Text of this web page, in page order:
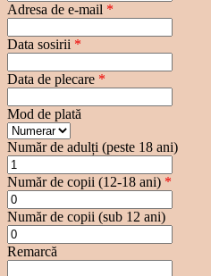
Adresa de e-mail *
Data sosirii *
Data de plecare *
Mod de plată
Număr de adulți (peste 18 ani)
Număr de copii (12-18 ani) *
Număr de copii (sub 12 ani)
Remarcă